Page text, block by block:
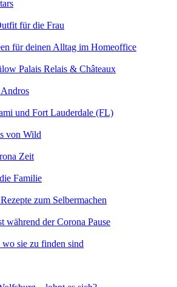
für die Frau
für deinen Alltag im Homeoffice
Palais Relais & Châteaux
und Fort Lauderdale (FL)
von Wild
Zeit
Familie
zum Selbermachen
während der Corona Pause
sie zu finden sind